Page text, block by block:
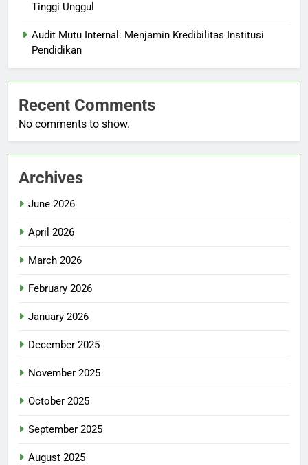
Tinggi Unggul
Audit Mutu Internal: Menjamin Kredibilitas Institusi
Pendidikan
Recent Comments
No comments to show.
Archives
June 2026
April 2026
March 2026
February 2026
January 2026
December 2025
November 2025
October 2025
September 2025
August 2025